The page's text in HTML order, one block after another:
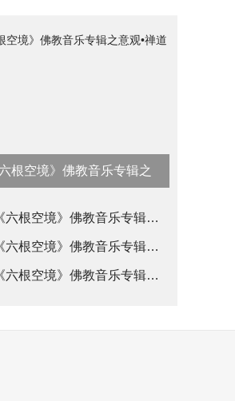
空境》佛教音乐专辑之
境》佛教音乐专辑之身观•花道
》佛教音乐专辑之舌观•茶道(2)
》佛教音乐专辑之舌观•茶道(1)